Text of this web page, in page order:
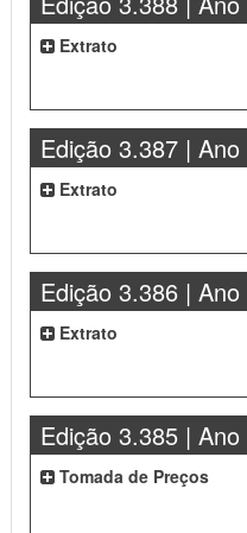
Extrato
Edição 3.387 | Ano
Extrato
Edição 3.386 | Ano
Extrato
Edição 3.385 | Ano
Tomada de Preços